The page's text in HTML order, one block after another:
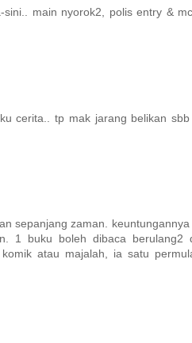
main nyorok2, polis entry &
cerita.. tp mak jarang belikan
sepanjang zaman. keuntungannya
1 buku boleh dibaca berulang2
atau majalah, ia satu